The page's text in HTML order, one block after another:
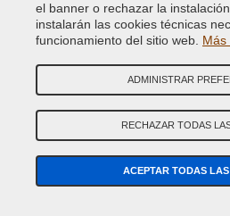
Pinturas y pigmentos reflectantes
el banner o rechazar la
instalarán las cookies técnicas
funcionamiento del sitio web. Más
ADMINISTRAR
RECHAZAR TODAS
ACEPTAR TODAS